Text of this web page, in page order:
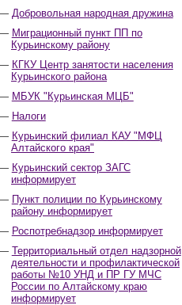
Добровольная народная дружина
Миграционный пункт ПП по
Курьинскому району
КГКУ Центр занятости населения
Курьинского района
МБУК "Курьинская МЦБ"
Налоги
Курьинский филиал КАУ "МФЦ
Алтайского края"
Курьинский сектор ЗАГС
информирует
Пункт полиции по Курьинскому
району информирует
Роспотребнадзор информирует
Территориальный отдел надзорной
деятельности и профилактической
работы №10 УНД и ПР ГУ МЧС
России по Алтайскому краю
информирует